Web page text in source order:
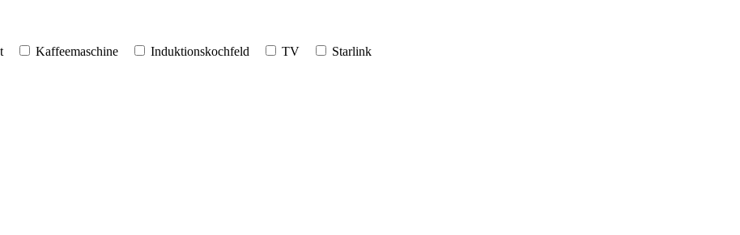
Kaffeemaschine Induktionskochfeld TV
Starlink